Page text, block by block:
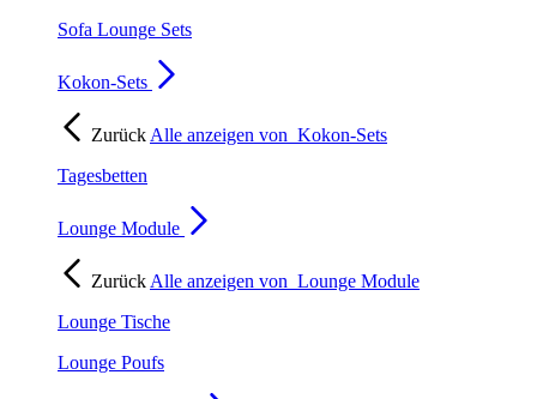
Sofa Lounge Sets
Kokon-Sets
Zurück Alle anzeigen von Kokon-Sets
Tagesbetten
Lounge Module
Zurück Alle anzeigen von Lounge Module
Lounge Tische
Lounge Poufs